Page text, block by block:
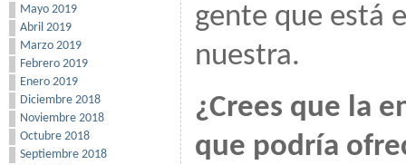
Mayo 2019
Abril 2019
Marzo 2019
Febrero 2019
Enero 2019
Diciembre 2018
Noviembre 2018
Octubre 2018
Septiembre 2018
gente que está
nuestra.
¿Crees que la
que podría